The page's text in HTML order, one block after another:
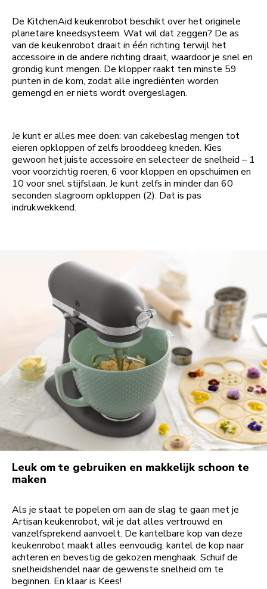
De KitchenAid keukenrobot beschikt over het originele
planetaire kneedsysteem. Wat wil dat zeggen? De as
van de keukenrobot draait in één richting terwijl het
accessoire in de andere richting draait, waardoor je snel en
grondig kunt mengen. De klopper raakt ten minste 59
punten in de kom, zodat alle ingrediënten worden
gemengd en er niets wordt overgeslagen.
Je kunt er alles mee doen: van cakebeslag mengen tot
eieren opkloppen of zelfs brooddeeg kneden. Kies
gewoon het juiste accessoire en selecteer de snelheid – 1
voor voorzichtig roeren, 6 voor kloppen en opschuimen en
10 voor snel stijfslaan. Je kunt zelfs in minder dan 60
seconden slagroom opkloppen (2). Dat is pas
indrukwekkend.
Leuk om te gebruiken en makkelijk schoon te
maken
Als je staat te popelen om aan de slag te gaan met je
Artisan keukenrobot, wil je dat alles vertrouwd en
vanzelfsprekend aanvoelt. De kantelbare kop van deze
keukenrobot maakt alles eenvoudig: kantel de kop naar
achteren en bevestig de gekozen menghaak. Schuif de
snelheidshendel naar de gewenste snelheid om te
beginnen. En klaar is Kees!